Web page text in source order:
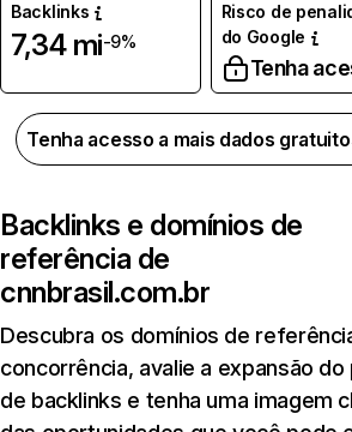
Backlinks
7,34 mi-9%
Risco de
do Google
Tenha
Tenha acesso a mais dados
Backlinks e domínios de
referência de
cnnbrasil.com.br
Descubra os domínios de
concorrência, avalie a expansão
de backlinks e tenha uma imagem